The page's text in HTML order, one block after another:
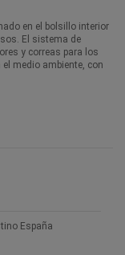
en el bolsillo interior
El sistema de
y correas para los
medio ambiente, con
España